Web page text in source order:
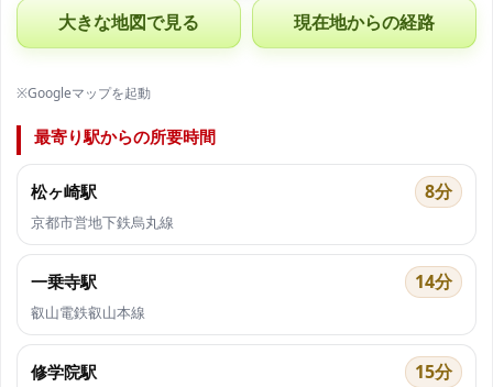
大きな地図で見る 現在地からの経路
※Googleマップを起動
最寄り駅からの所要時間
松ヶ崎駅 8分
京都市営地下鉄烏丸線
一乗寺駅 14分
叡山電鉄叡山本線
修学院駅 15分